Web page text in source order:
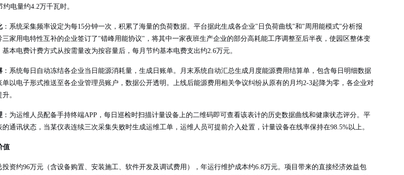
电量约4.2万千瓦时。
：系统采集频率设定为每15分钟一次，积累了海量的负荷数据。平台据此生成各企业"日负荷曲线"和"周用能模式"分析报
三家用电特性互补的企业签订了"错峰用能协议"，将其中一家夜班生产企业的部分高耗能工序调整至后半夜，使园区整体变
本电费计费方式从按需量改为按容量后，每月节约基本电费支出约2.6万元。
：系统每日自动冻结各企业当日能源消耗量，生成日账单。月末系统自动汇总生成月度能源费用结算单，包含每日明细数据
以电子形式推送至各企业管理员账户，数据公开透明。上线后能源费用相关争议纠纷从原有的月均2-3起降为零，各企业对
。
：为运维人员配备手持终端APP，每日巡检时扫描计量设备上的二维码即可查看该表计的历史数据曲线和健康状态评分。平
通讯状态，当某仪表连续三次采集失败时生成运维工单，运维人员可提前介入处置，计量设备在线率保持在98.5%以上。
值
资约96万元（含设备购置、安装施工、软件开发及调试费用），年运行维护成本约6.8万元。项目带来的直接经济效益包